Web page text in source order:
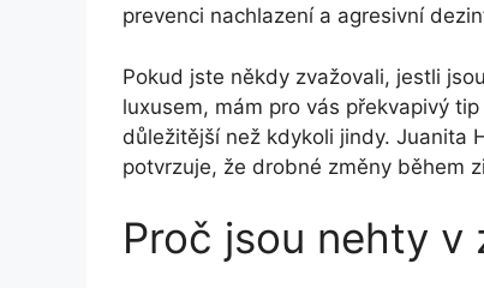
prevenci nachlazení a agresivní
Pokud jste někdy zvažovali, jestli
luxusem, mám pro vás překvapivý
důležitější než kdykoli jindy. Juanita
potvrzuje, že drobné změny během
Proč jsou nehty v